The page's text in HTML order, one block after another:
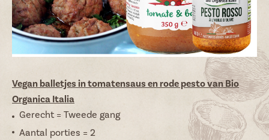
Vegan balletjes in tomatensaus en rode pesto van Bio
Organica Italia
Gerecht = Tweede gang
Aantal porties = 2